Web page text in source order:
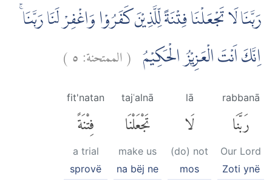
رَبَّنَا لَا تَجْعَلْنَا فِتْنَةً لِّلَّذِيْنَ كَفَرُوْا وَاغْفِرْ لَنَا رَبَّنَاۚ
اِنَّكَ اَنْتَ الْعَزِيْزُ الْحَكِيْمُ (الممتحنة:٥)
rabbanā
رَبَّنَا
Our Lord
Zoti ynë
lā
لَا
(do) not
mos
tajʿalnā
تَجْعَلْنَا
make us
na bëj ne
fit'natan
فِتْنَةً
a trial
sprovë